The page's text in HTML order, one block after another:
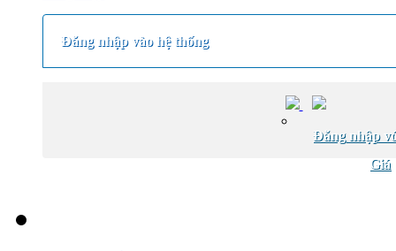
Đăng nhập vào hệ thống
Đăng nhập
Giá